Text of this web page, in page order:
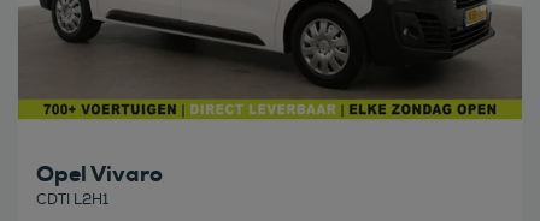
Opel Vivaro
CDTI L2H1